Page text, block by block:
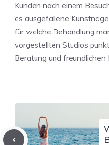
Kunden nach einem
es ausgefallene
für welche Behandlung
vorgestellten Studios
Beratung und freundlichen